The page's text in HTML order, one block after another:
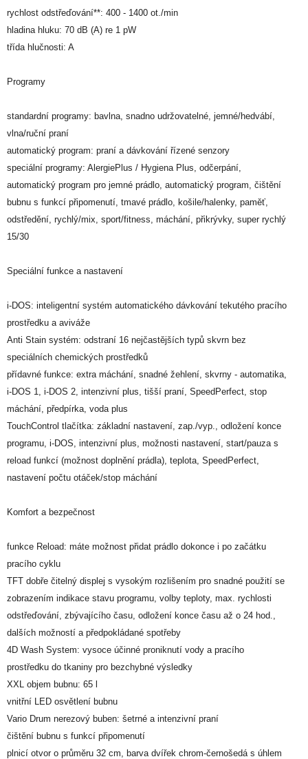
rychlost odstřeďování**: 400 - 1400 ot./min
hladina hluku: 70 dB (A) re 1 pW
třída hlučnosti: A
Programy
standardní programy: bavlna, snadno udržovatelné, jemné/hedvábí,
vlna/ruční praní
automatický program: praní a dávkování řízené senzory
speciální programy: AlergiePlus / Hygiena Plus, odčerpání,
automatický program pro jemné prádlo, automatický program, čištění
bubnu s funkcí připomenutí, tmavé prádlo, košile/halenky, paměť,
odstředění, rychlý/mix, sport/fitness, máchání, přikrývky, super rychlý
15/30
Speciální funkce a nastavení
i-DOS: inteligentní systém automatického dávkování tekutého pracího
prostředku a aviváže
Anti Stain systém: odstraní 16 nejčastějších typů skvrn bez
speciálních chemických prostředků
přídavné funkce: extra máchání, snadné žehlení, skvrny - automatika,
i-DOS 1, i-DOS 2, intenzivní plus, tišší praní, SpeedPerfect, stop
máchání, předpírka, voda plus
TouchControl tlačítka: základní nastavení, zap./vyp., odložení konce
programu, i-DOS, intenzivní plus, možnosti nastavení, start/pauza s
reload funkcí (možnost doplnění prádla), teplota, SpeedPerfect,
nastavení počtu otáček/stop máchání
Komfort a bezpečnost
funkce Reload: máte možnost přidat prádlo dokonce i po začátku
pracího cyklu
TFT dobře čitelný displej s vysokým rozlišením pro snadné použití se
zobrazením indikace stavu programu, volby teploty, max. rychlosti
odstřeďování, zbývajícího času, odložení konce času až o 24 hod.,
dalších možností a předpokládané spotřeby
4D Wash System: vysoce účinné proniknutí vody a pracího
prostředku do tkaniny pro bezchybné výsledky
XXL objem bubnu: 65 l
vnitřní LED osvětlení bubnu
Vario Drum nerezový buben: šetrné a intenzivní praní
čištění bubnu s funkcí připomenutí
plnicí otvor o průměru 32 cm, barva dvířek chrom-černošedá s úhlem